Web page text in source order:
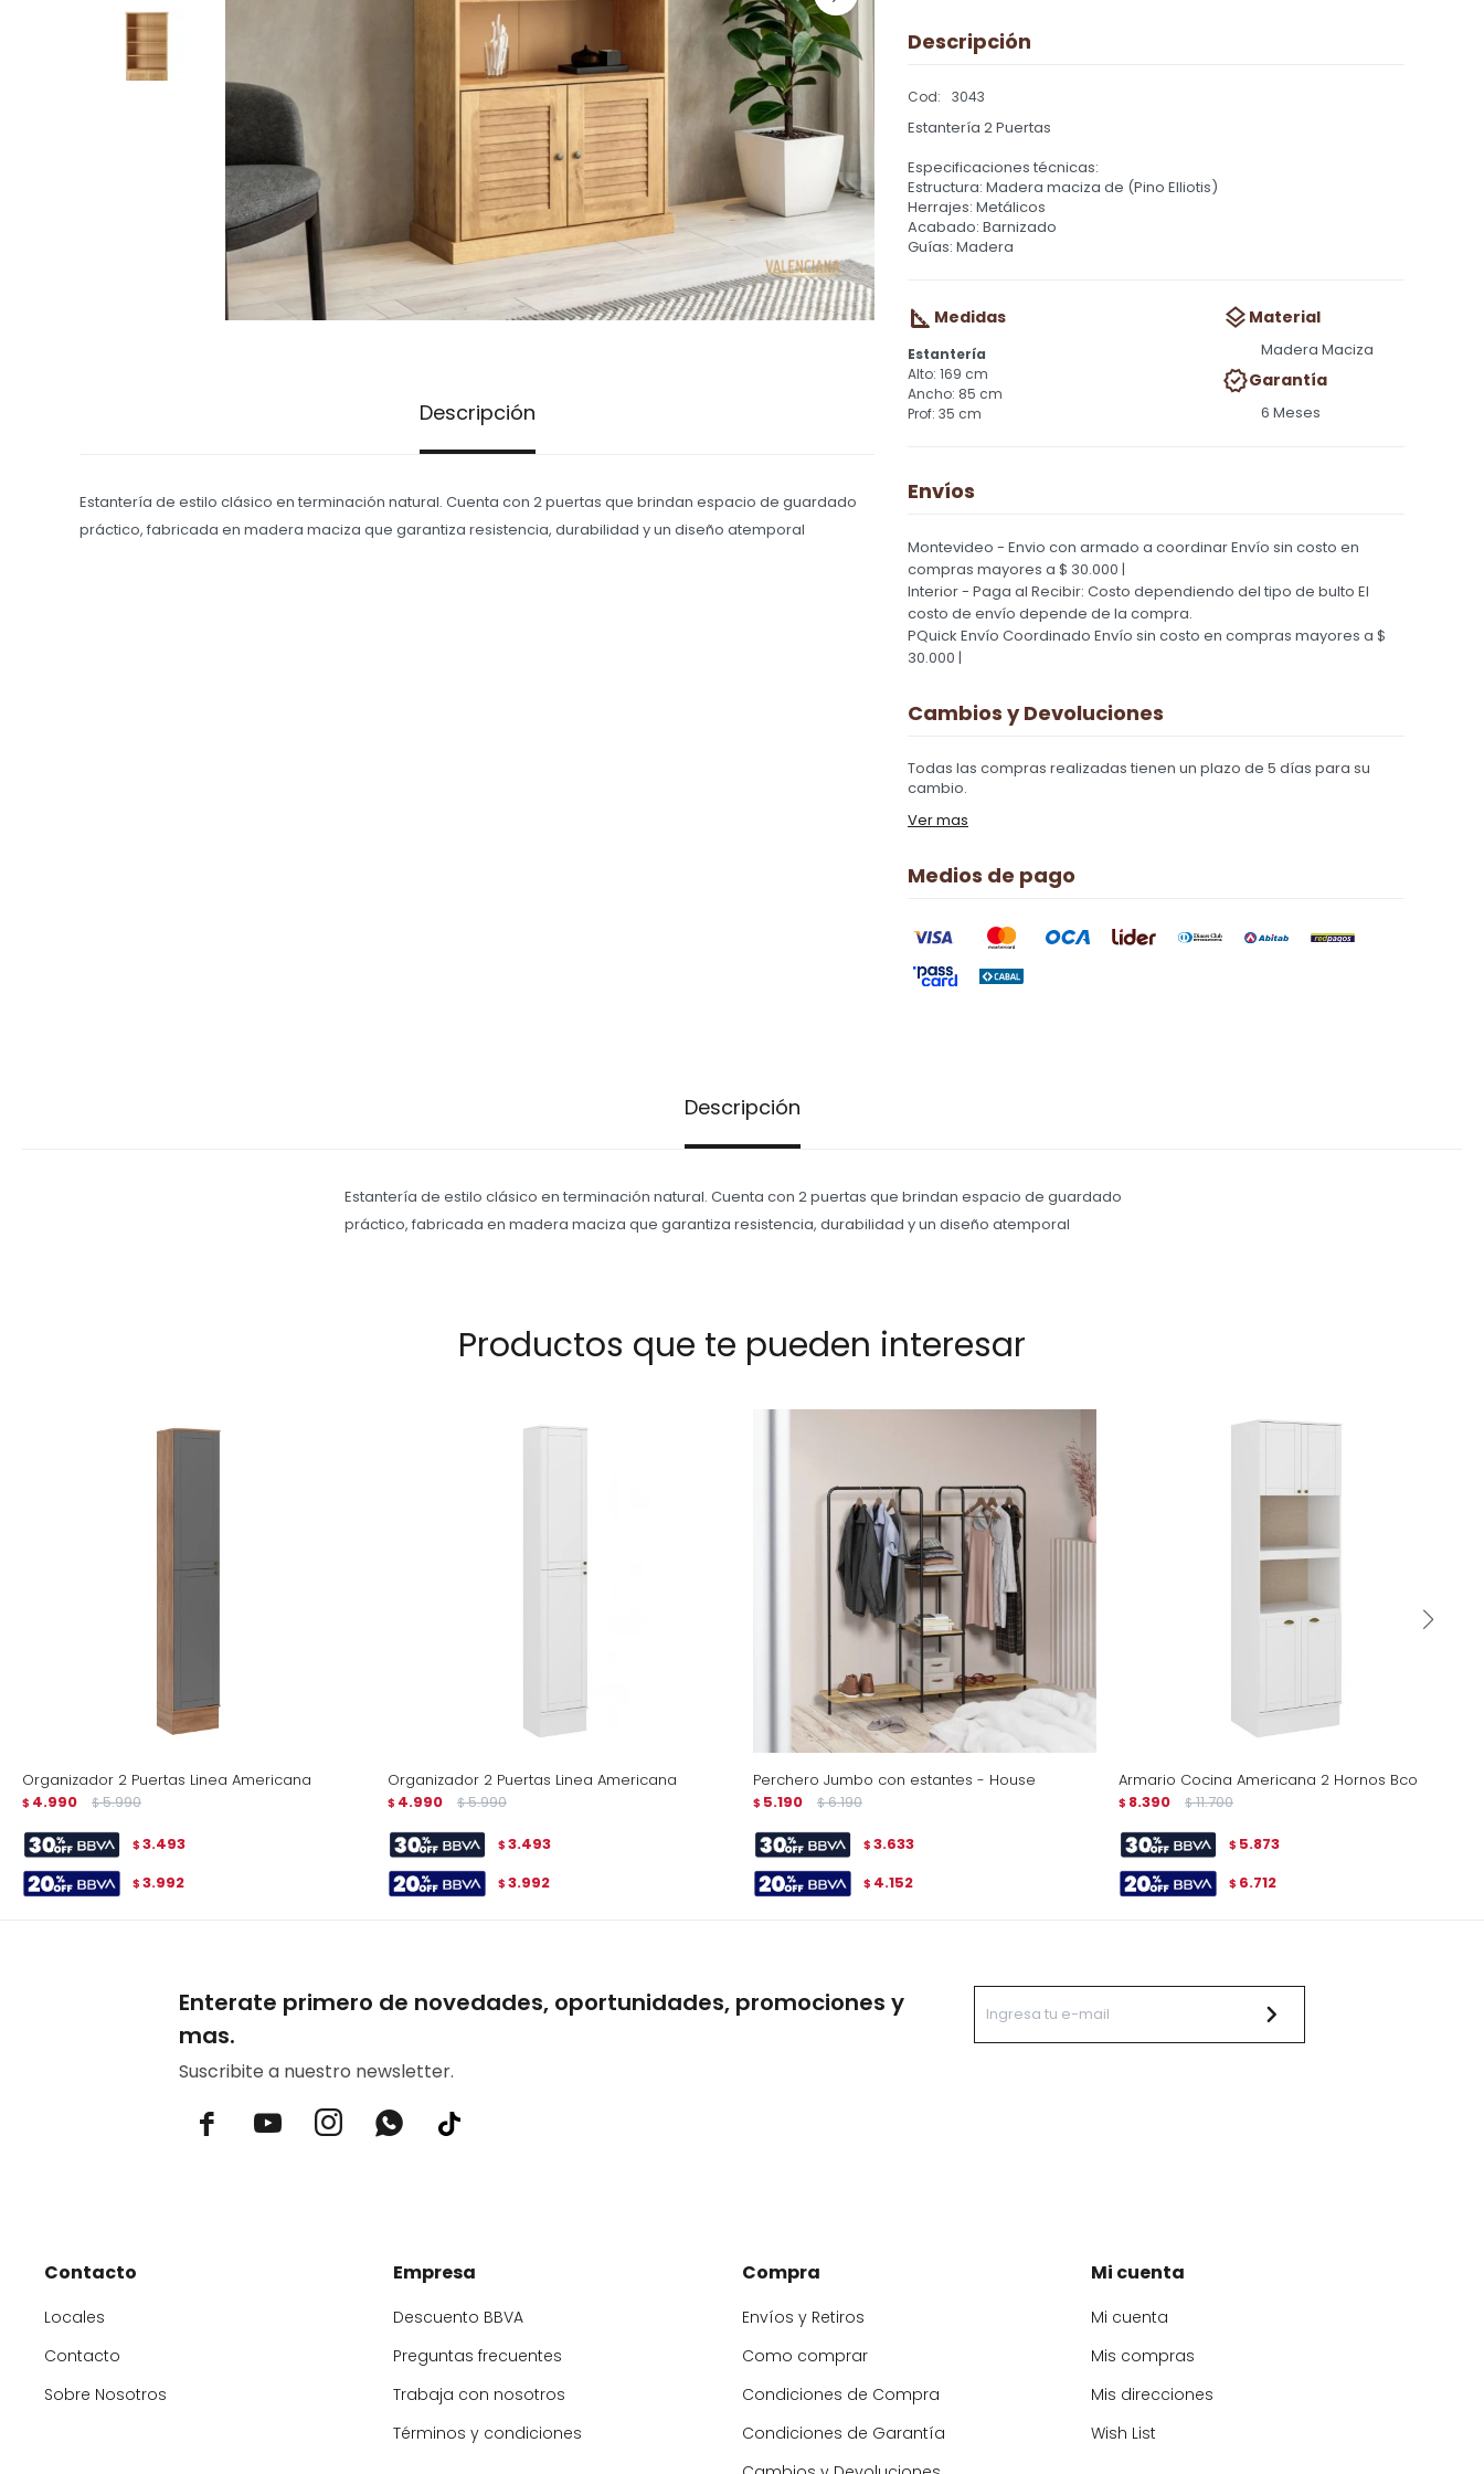
Descripción
Estantería de estilo clásico en terminación natural. Cuenta con 2 puertas que brindan espacio de guardado
práctico, fabricada en madera maciza que garantiza resistencia, durabilidad y un diseño atemporal
Descripción
3043
Estantería 2 Puertas
Especificaciones técnicas:
Estructura: Madera maciza de (Pino Elliotis)
Herrajes: Metálicos
Acabado: Barnizado
Guías: Madera
Medidas
Estantería
169 cm
85 cm
35 cm
Material
Madera Maciza
Garantía
6 Meses
Envíos
Montevideo - Envio con armado a coordinarEnvío sin costo en
compras mayores a $ 30.000 |
Interior - Paga al Recibir: Costo dependiendo del tipo de bulto El
costo de envío depende de la compra.
PQuick Envío Coordinado Envío sin costo en compras mayores a $
30.000 |
Cambios y Devoluciones
Todas las compras realizadas tienen un plazo de 5 días para su
cambio.
Ver mas
Medios de pago
Descripción
Estantería de estilo clásico en terminación natural. Cuenta con 2 puertas que brindan espacio de guardado
práctico, fabricada en madera maciza que garantiza resistencia, durabilidad y un diseño atemporal
Productos que te pueden interesar
Organizador 2 Puertas Linea Americana
$ 4.990 $ 5.990
$ 3.493
$ 3.992
Organizador 2 Puertas Linea Americana
$ 4.990 $ 5.990
$ 3.493
$ 3.992
Perchero Jumbo con estantes - House
$ 5.190 $ 6.190
$ 3.633
$ 4.152
Armario Cocina Americana 2 Hornos Bco
$ 8.390 $ 11.700
$ 5.873
$ 6.712
Enterate primero de novedades, oportunidades, promociones y
mas.
Suscribite a nuestro newsletter.
  
Contacto
Locales
Contacto
Sobre Nosotros
Empresa
Descuento BBVA
Preguntas frecuentes
Trabaja con nosotros
Términos y condiciones
Compra
Envíos y Retiros
Como comprar
Condiciones de Compra
Condiciones de Garantía
Mi cuenta
Mi cuenta
Mis compras
Mis direcciones
Wish List